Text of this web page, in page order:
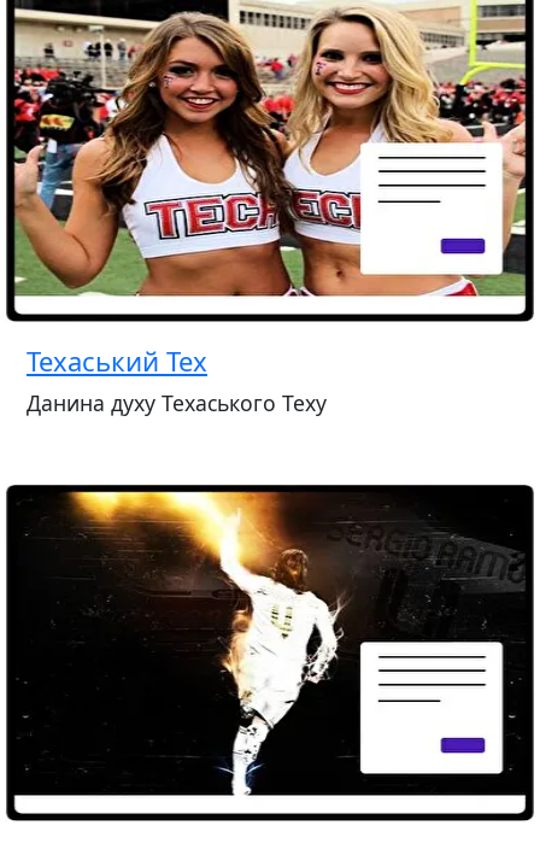
Техаський Тех
Данина духу Техаського Теху